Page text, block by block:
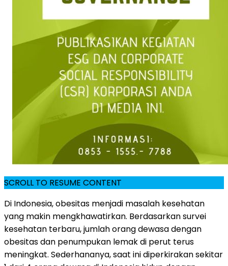
SCROLL TO RESUME CONTENT
Di Indonesia, obesitas menjadi masalah kesehatan
yang makin mengkhawatirkan. Berdasarkan survei
kesehatan terbaru, jumlah orang dewasa dengan
obesitas dan penumpukan lemak di perut terus
meningkat. Sederhananya, saat ini diperkirakan sekitar